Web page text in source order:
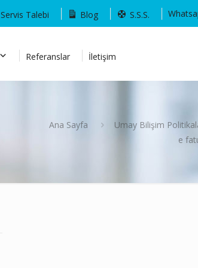
Servis Talebi Blog S.S.S.
Referanslar İletişim
Ana Sayfa
Umay Bilişim
e